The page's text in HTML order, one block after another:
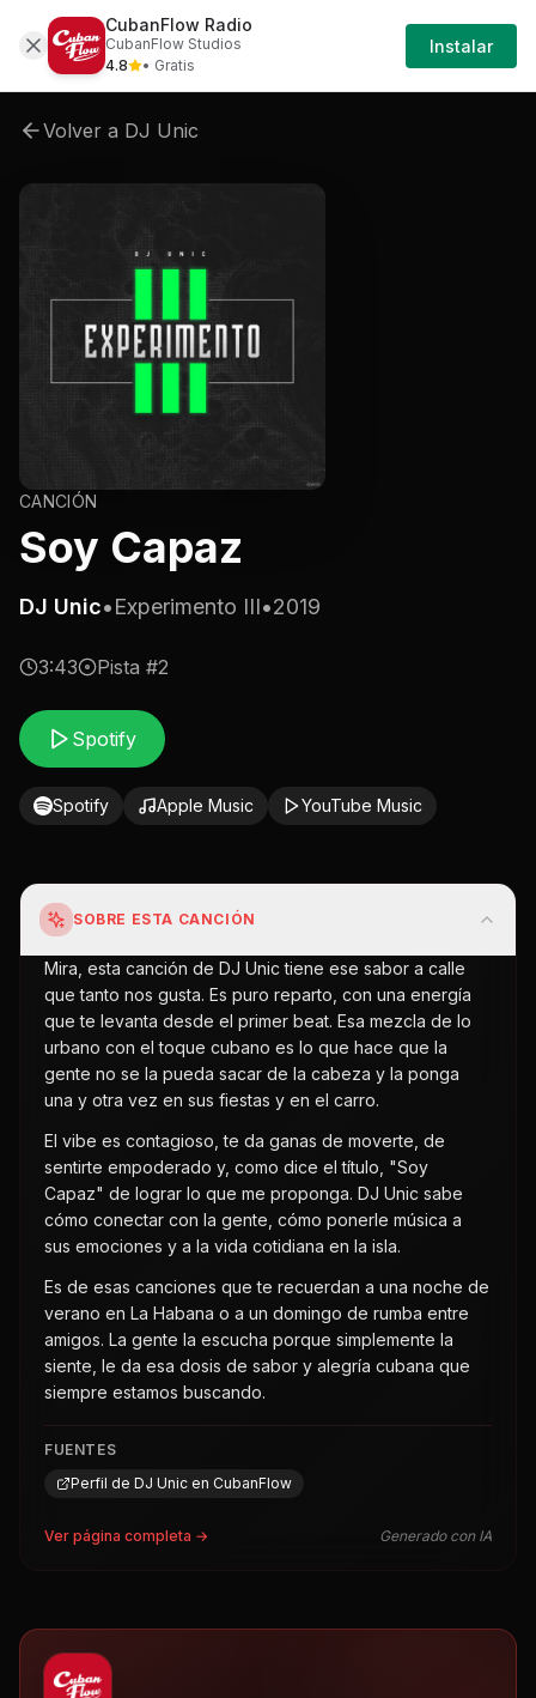
Artistas Dj-unic Dj-unic-experimento-iii
Volver a DJ Unic
CANCIÓN
Soy Capaz
DJ Unic•Experimento III•2019
3:43 Pista #2
Spotify
Spotify Apple Music YouTube Music
SOBRE ESTA CANCIÓN
Mira, esta canción de DJ Unic tiene ese sabor a calle
que tanto nos gusta. Es puro reparto, con una energía
que te levanta desde el primer beat. Esa mezcla de lo
urbano con el toque cubano es lo que hace que la
gente no se la pueda sacar de la cabeza y la ponga
una y otra vez en sus fiestas y en el carro.
El vibe es contagioso, te da ganas de moverte, de
sentirte empoderado y, como dice el título, "Soy
Capaz" de lograr lo que me proponga. DJ Unic sabe
cómo conectar con la gente, cómo ponerle música a
sus emociones y a la vida cotidiana en la isla.
Es de esas canciones que te recuerdan a una noche de
verano en La Habana o a un domingo de rumba entre
amigos. La gente la escucha porque simplemente la
siente, le da esa dosis de sabor y alegría cubana que
siempre estamos buscando.
FUENTES
Perfil de DJ Unic en CubanFlow
Ver página completa → Generado con IA
CubanFlow Radio
CubanFlow Studios
4.8
• Gratis
Instalar